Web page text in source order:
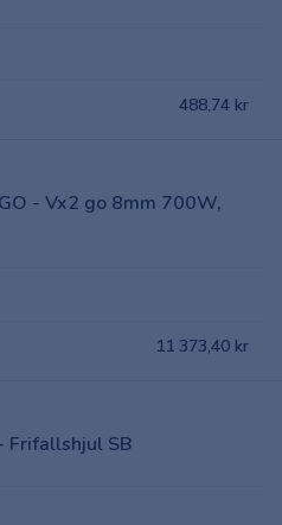
488,74 kr
- Vx2 go 8mm 700W,
11 373,40 kr
Frifallshjul SB